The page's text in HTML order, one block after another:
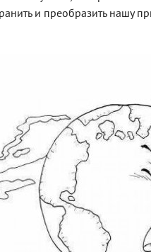
и преобразить нашу